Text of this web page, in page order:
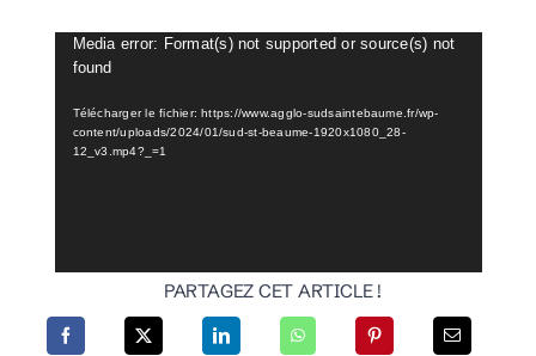
Lecteur
vidéo
Media error: Format(s) not supported or source(s) not
found
Télécharger le fichier: https://www.agglo-sudsaintebaume.fr/wp-
content/uploads/2024/01/sud-st-beaume-1920x1080_28-
12_v3.mp4?_=1
PARTAGEZ CET ARTICLE !